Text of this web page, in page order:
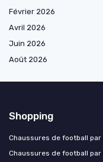
Février 2026
Avril 2026
Juin 2026
Août 2026
Shopping
Chaussures de football
Chaussures de football